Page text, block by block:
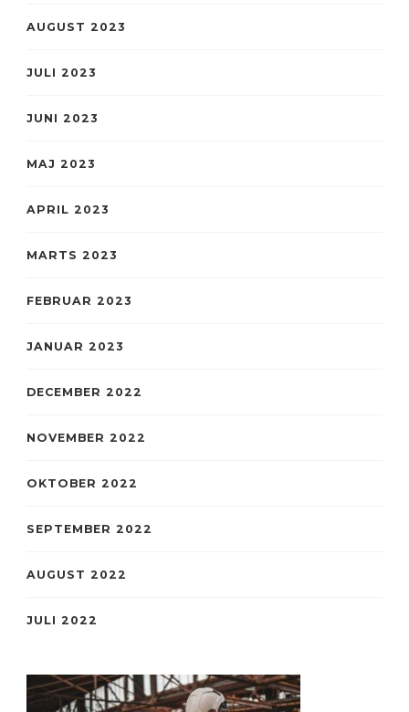
AUGUST 2023
JULI 2023
JUNI 2023
MAJ 2023
APRIL 2023
MARTS 2023
FEBRUAR 2023
JANUAR 2023
DECEMBER 2022
NOVEMBER 2022
OKTOBER 2022
SEPTEMBER 2022
AUGUST 2022
JULI 2022